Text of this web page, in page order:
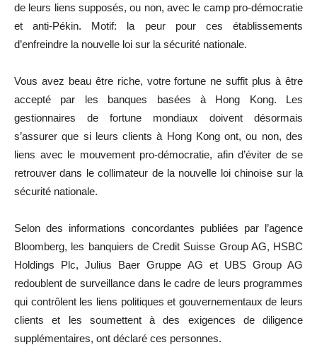
de leurs liens supposés, ou non, avec le camp pro-démocratie
et anti-Pékin.
Motif: la peur pour ces établissements
d’enfreindre la nouvelle loi sur la sécurité nationale.
Vous avez beau être riche, votre fortune ne suffit plus à être
accepté par les banques basées à Hong Kong. Les
gestionnaires de fortune mondiaux doivent désormais
s’assurerque sileurs clients à Hong Kong ont, ou non, des
liens avec le mouvement pro-démocratie, afin d’éviter de se
retrouver dans le collimateur de la nouvelle loi chinoise sur la
sécurité nationale.
Selon des informations concordantes publiées par l’agence
Bloomberg, les banquiers de Credit Suisse Group AG, HSBC
Holdings Plc, Julius BaerGruppe AG et UBS Group AG
redoublent de surveillance dans le cadre de leurs programmes
qui contrôlent les liens politiques et gouvernementaux de leurs
clients et les soumettent à des exigences de diligence
supplémentaires, ont déclaré ces personnes.